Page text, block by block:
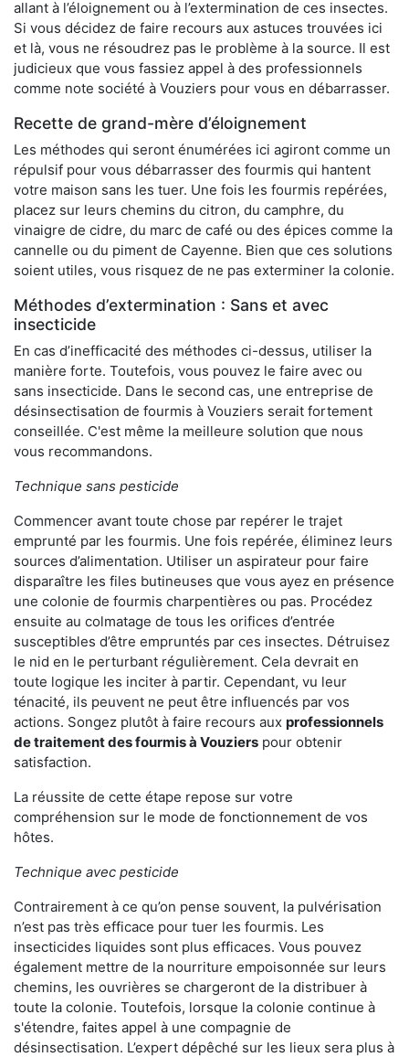
allant à l’éloignement ou à l’extermination de ces insectes.
Si vous décidez de faire recours aux astuces trouvées ici
et là, vous ne résoudrez pas le problème à la source. Il est
judicieux que vous fassiez appel à des professionnels
comme note société à Vouziers pour vous en débarrasser.
Recette de grand-mère d’éloignement
Les méthodes qui seront énumérées ici agiront comme un
répulsif pour vous débarrasser des fourmis qui hantent
votre maison sans les tuer. Une fois les fourmis repérées,
placez sur leurs chemins du citron, du camphre, du
vinaigre de cidre, du marc de café ou des épices comme la
cannelle ou du piment de Cayenne. Bien que ces solutions
soient utiles, vous risquez de ne pas exterminer la colonie.
Méthodes d’extermination : Sans et avec
insecticide
En cas d’inefficacité des méthodes ci-dessus, utiliser la
manière forte. Toutefois, vous pouvez le faire avec ou
sans insecticide. Dans le second cas, une entreprise de
désinsectisation de fourmis à Vouziers serait fortement
conseillée. C'est même la meilleure solution que nous
vous recommandons.
Technique sans pesticide
Commencer avant toute chose par repérer le trajet
emprunté par les fourmis. Une fois repérée, éliminez leurs
sources d’alimentation. Utiliser un aspirateur pour faire
disparaître les files butineuses que vous ayez en présence
une colonie de fourmis charpentières ou pas. Procédez
ensuite au colmatage de tous les orifices d’entrée
susceptibles d’être empruntés par ces insectes. Détruisez
le nid en le perturbant régulièrement. Cela devrait en
toute logique les inciter à partir. Cependant, vu leur
ténacité, ils peuvent ne peut être influencés par vos
actions. Songez plutôt à faire recours aux professionnels
de traitement des fourmis à Vouziers pour obtenir
satisfaction.
La réussite de cette étape repose sur votre
compréhension sur le mode de fonctionnement de vos
hôtes.
Technique avec pesticide
Contrairement à ce qu’on pense souvent, la pulvérisation
n’est pas très efficace pour tuer les fourmis. Les
insecticides liquides sont plus efficaces. Vous pouvez
également mettre de la nourriture empoisonnée sur leurs
chemins, les ouvrières se chargeront de la distribuer à
toute la colonie. Toutefois, lorsque la colonie continue à
s'étendre, faites appel à une compagnie de
désinsectisation. L’expert dépêché sur les lieux sera plus à